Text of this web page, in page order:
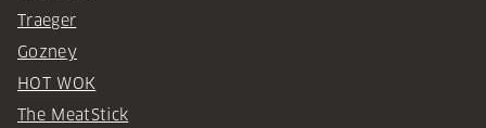
Traeger
Gozney
HOT WOK
The MeatStick